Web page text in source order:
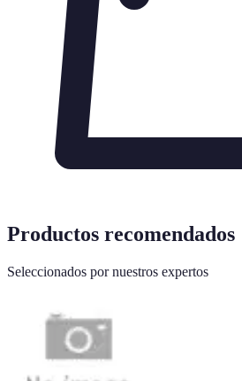
Productos recomendados
Seleccionados por nuestros expertos